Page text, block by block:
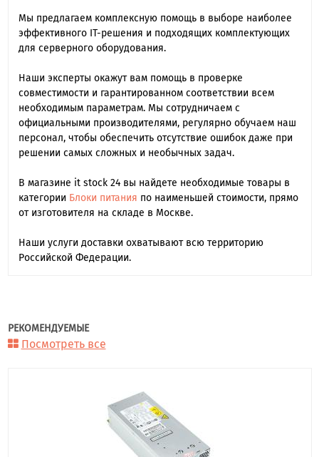
Мы предлагаем комплексную помощь в выборе наиболее
эффективного IT-решения и подходящих комплектующих
для серверного оборудования.
Наши эксперты окажут вам помощь в проверке
совместимости и гарантированном соответствии всем
необходимым параметрам. Мы сотрудничаем с
официальными производителями, регулярно обучаем наш
персонал, чтобы обеспечить отсутствие ошибок даже при
решении самых сложных и необычных задач.
В магазине it stock 24 вы найдете необходимые товары в
категории Блоки питания по наименьшей стоимости, прямо
от изготовителя на складе в Москве.
Наши услуги доставки охватывают всю территорию
Российской Федерации.
РЕКОМЕНДУЕМЫЕ
Посмотреть все